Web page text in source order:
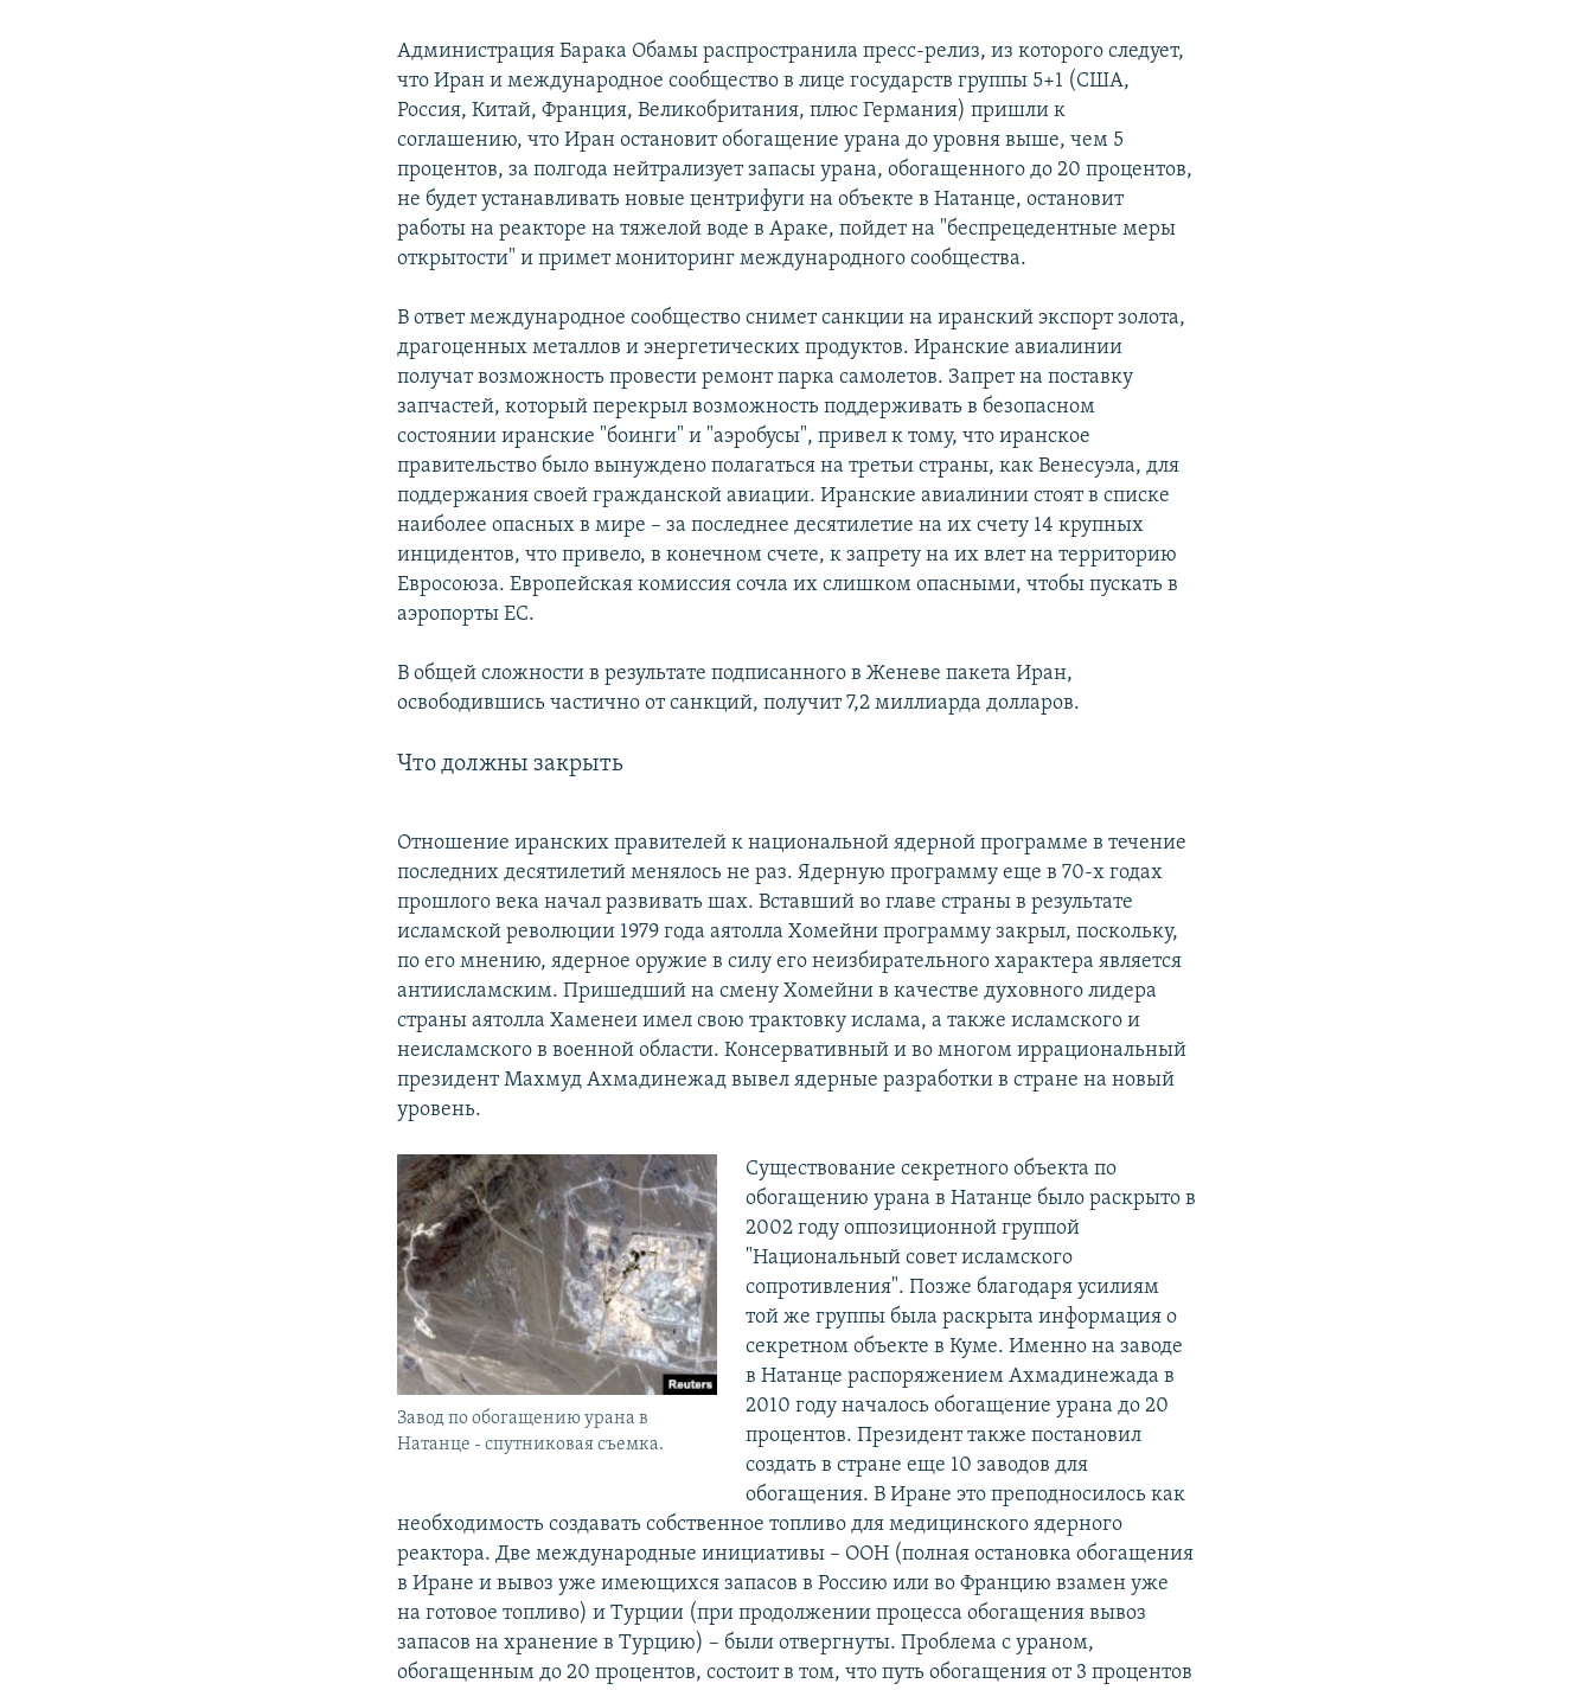
Администрация Барака Обамы распространила пресс-релиз, из которого следует,
что Иран и международное сообщество в лице государств группы 5+1 (США,
Россия, Китай, Франция, Великобритания, плюс Германия) пришли к
соглашению, что Иран остановит обогащение урана до уровня выше, чем 5
процентов, за полгода нейтрализует запасы урана, обогащенного до 20 процентов,
не будет устанавливать новые центрифуги на объекте в Натанце, остановит
работы на реакторе на тяжелой воде в Араке, пойдет на "беспрецедентные меры
открытости" и примет мониторинг международного сообщества.
В ответ международное сообщество снимет санкции на иранский экспорт золота,
драгоценных металлов и энергетических продуктов. Иранские авиалинии
получат возможность провести ремонт парка самолетов. Запрет на поставку
запчастей, который перекрыл возможность поддерживать в безопасном
состоянии иранские "боинги" и "аэробусы", привел к тому, что иранское
правительство было вынуждено полагаться на третьи страны, как Венесуэла, для
поддержания своей гражданской авиации. Иранские авиалинии стоят в списке
наиболее опасных в мире – за последнее десятилетие на их счету 14 крупных
инцидентов, что привело, в конечном счете, к запрету на их влет на территорию
Евросоюза. Европейская комиссия сочла их слишком опасными, чтобы пускать в
аэропорты ЕС.
В общей сложности в результате подписанного в Женеве пакета Иран,
освободившись частично от санкций, получит 7,2 миллиарда долларов.
Что должны закрыть
Отношение иранских правителей к национальной ядерной программе в течение
последних десятилетий менялось не раз. Ядерную программу еще в 70-х годах
прошлого века начал развивать шах. Вставший во главе страны в результате
исламской революции 1979 года аятолла Хомейни программу закрыл, поскольку,
по его мнению, ядерное оружие в силу его неизбирательного характера является
антиисламским. Пришедший на смену Хомейни в качестве духовного лидера
страны аятолла Хаменеи имел свою трактовку ислама, а также исламского и
неисламского в военной области. Консервативный и во многом иррациональный
президент Махмуд Ахмадинежад вывел ядерные разработки в стране на новый
уровень.
Завод по обогащению урана в
Натанце - спутниковая съемка.
Существование секретного объекта по
обогащению урана в Натанце было раскрыто в
2002 году оппозиционной группой
"Национальный совет исламского
сопротивления". Позже благодаря усилиям
той же группы была раскрыта информация о
секретном объекте в Куме. Именно на заводе
в Натанце распоряжением Ахмадинежада в
2010 году началось обогащение урана до 20
процентов. Президент также постановил
создать в стране еще 10 заводов для
обогащения. В Иране это преподносилось как
необходимость создавать собственное топливо для медицинского ядерного
реактора. Две международные инициативы – ООН (полная остановка обогащения
в Иране и вывоз уже имеющихся запасов в Россию или во Францию взамен уже
на готовое топливо) и Турции (при продолжении процесса обогащения вывоз
запасов на хранение в Турцию) – были отвергнуты. Проблема с ураном,
обогащенным до 20 процентов, состоит в том, что путь обогащения от 3 процентов